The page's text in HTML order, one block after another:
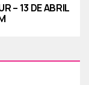
– 13 DE ABRIL